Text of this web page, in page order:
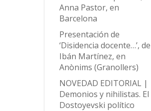
Anna Pastor, en
Barcelona
Presentación de
‘Disidencia docente…’, de
Ibán Martínez, en
Anònims (Granollers)
NOVEDAD EDITORIAL |
Demonios y nihilistas. El
Dostoyevski político